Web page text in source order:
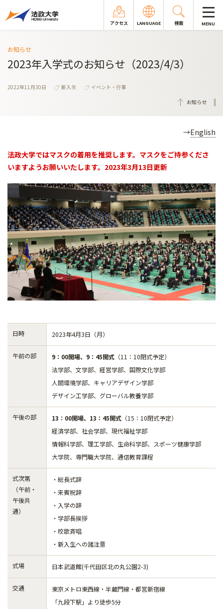
アクセス LANGUAGE 検索 MENU
お知らせ
2023年入学式のお知らせ（2023/4/3）
2022年11月30日 新入生
イベント・行事
お知らせ
→English
法政大学ではマスクの着用を推奨します。マスクをご持参くださ
いますようお願いいたします。2023年3月13日更新
日時 2023年4月3日（月）
午前の部 9：00開場、9：45開式 （11：10閉式予定）
法学部、文学部、経営学部、国際文化学部
人間環境学部、キャリアデザイン学部
デザイン工学部、グローバル教養学部
午後の部 13：00開場、13：45開式 （15：10閉式予定）
経済学部、社会学部、現代福祉学部
情報科学部、理工学部、生命科学部、スポーツ健康学部
大学院、専門職大学院、通信教育課程
式次第
（午前・
午後共
通）
・総長式辞
・来賓祝辞
・入学の辞
・学部長挨拶
・校歌斉唱
・新入生への諸注意
式場 日本武道館(千代田区北の丸公園2-3)
交通
東京メトロ東西線・半蔵門線・都営新宿線
「九段下駅」より徒歩5分